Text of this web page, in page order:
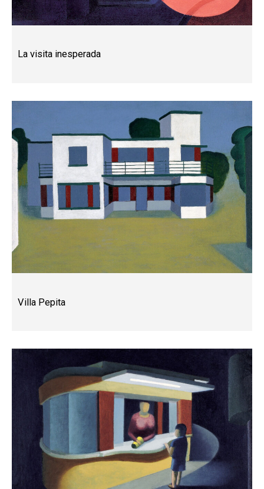
La visita inesperada
Villa Pepita